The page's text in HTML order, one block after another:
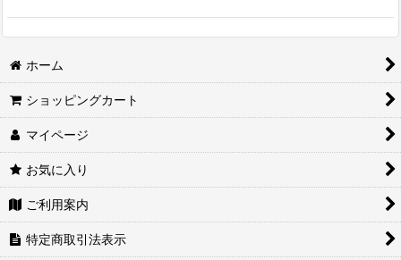
ホーム
ショッピングカート
マイページ
お気に入り
ご利用案内
特定商取引法表示